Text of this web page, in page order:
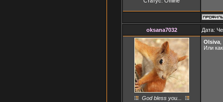
oksana7032 Дата:
God bless you...
Olsiva
Или